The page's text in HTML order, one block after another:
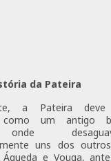
da Pateira
a Pateira
como um antigo
uns dos
e Vouga,